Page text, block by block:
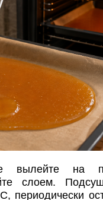
вылейте на
слоем.
периодически